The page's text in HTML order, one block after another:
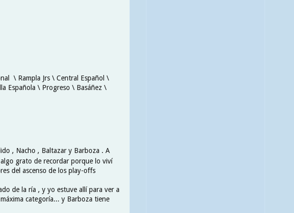
\ Rampla Jrs \ Central Español \
Española \ Progreso \ Basáñez \
, Nacho , Baltazar y Barboza . A
grato de recordar porque lo viví
del ascenso de los play-offs
de la ría , y yo estuve allí para ver a
categoría... y Barboza tiene